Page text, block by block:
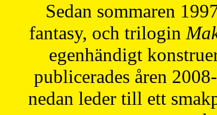
Sedan sommaren
fantasy, och trilogin
egenhändigt
publicerades åren
nedan leder till ett